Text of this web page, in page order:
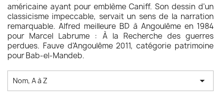
américaine ayant pour emblème Caniff. Son dessin d'un
classicisme impeccable, servait un sens de la narration
remarquable. Alfred meilleure BD à Angoulême en 1984
pour Marcel Labrume : À la Recherche des guerres
perdues. Fauve d'Angoulême 2011, catégorie patrimoine
pour Bab-el-Mandeb.
Nom, A à Z 